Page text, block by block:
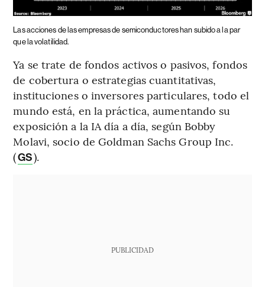
Las acciones de las empresas de semiconductores han subido a la par
que la volatilidad.
Ya se trate de fondos activos o pasivos, fondos
de cobertura o estrategias cuantitativas,
instituciones o inversores particulares, todo el
mundo está, en la práctica, aumentando su
exposición a la IA día a día, según Bobby
Molavi, socio de Goldman Sachs Group Inc.
(GS).
PUBLICIDAD